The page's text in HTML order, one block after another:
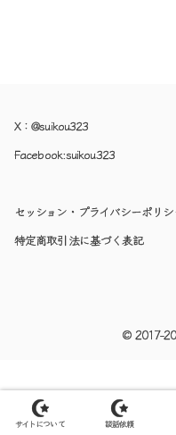
X：@suikou323
Facebook:suikou323
セッション・プライバシーポリ
特定商取引法に基づく表記
© 2017-
サイトについて 談話依頼